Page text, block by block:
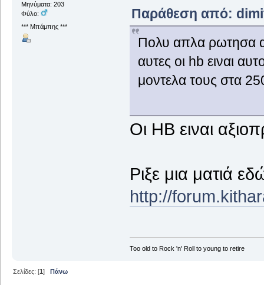
Μηνύματα: 203
Φύλο:
*** Μπάμπης ***
Παράθεση από:
Πολυ απλα ρωτησα
αυτες οι hb ειναι
μοντελα τους στα
Οι ΗΒ ειναι
Ριξε μια ματιά
http://
Too old to Rock 'n' Roll to young to retire
Σελίδες: [1]Πάνω